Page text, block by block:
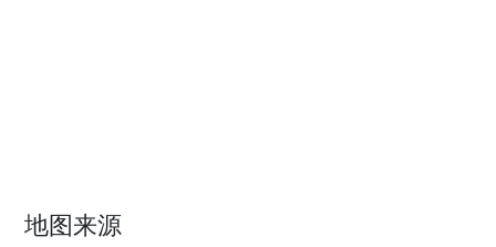
地图来源